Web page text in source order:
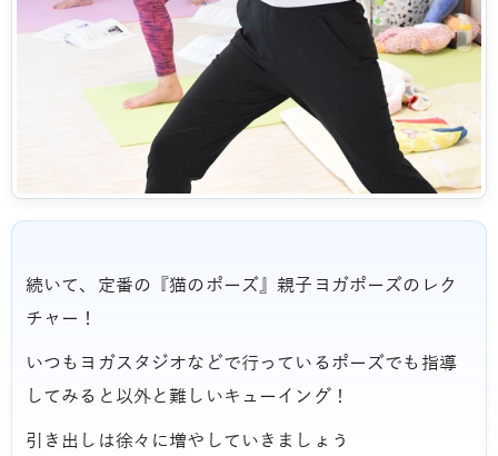
続いて、定番の『猫のポーズ』親子ヨガポーズのレク
チャー！
いつもヨガスタジオなどで行っているポーズでも指導
してみると以外と難しいキューイング！
引き出しは徐々に増やしていきましょう